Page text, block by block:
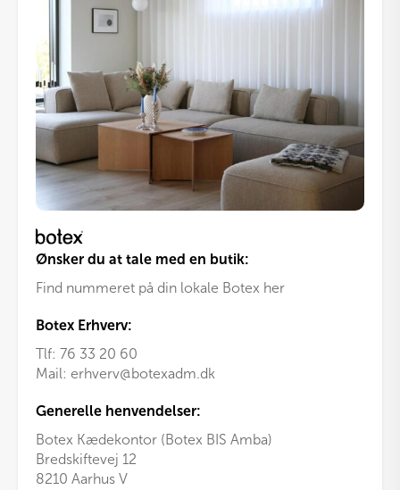
Ønsker du at tale med en butik:
Find nummeret på din lokale Botex her
Botex Erhverv:
Tlf: 76 33 20 60
Mail: erhverv@botexadm.dk
Generelle henvendelser:
Botex Kædekontor (Botex BIS Amba)
Bredskiftevej 12
8210 Aarhus V